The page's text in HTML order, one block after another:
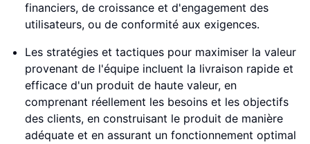
financiers, de croissance et d'engagement des
utilisateurs, ou de conformité aux exigences.
Les stratégies et tactiques pour maximiser la valeur
provenant de l'équipe incluent la livraison rapide et
efficace d'un produit de haute valeur, en
comprenant réellement les besoins et les objectifs
des clients, en construisant le produit de manière
adéquate et en assurant un fonctionnement optimal